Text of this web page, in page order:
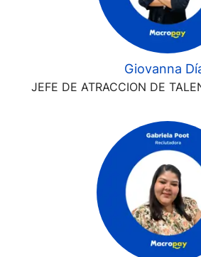
Giovanna
JEFE DE ATRACCION DE